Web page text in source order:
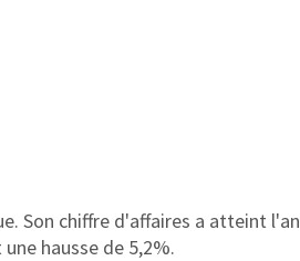
Son chiffre d'affaires a atteint l'an
hausse de 5,2%.